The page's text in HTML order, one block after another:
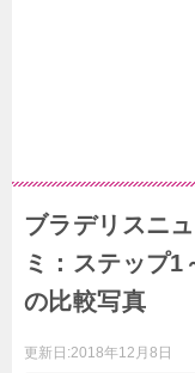
ブラデリスニ
ミ：ステップ
の比較写真
更新日:2018年12月8日